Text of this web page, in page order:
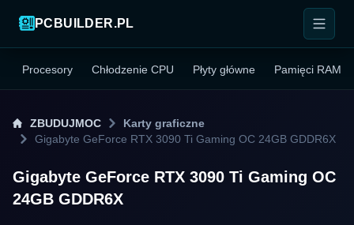
PCBUILDER.PL
Procesory Chłodzenie CPU Płyty główne Pamięci RAM
ZBUDUJMOC
Karty graficzne
Gigabyte GeForce RTX 3090 Ti Gaming OC 24GB GDDR6X
Gigabyte GeForce RTX 3090 Ti Gaming OC
24GB GDDR6X